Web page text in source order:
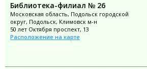
Библиотека-филиал № 26
Московская область, Подольск городской
округ, Подольск, Климовск м-н
50 лет Октября проспект, 13
Расположение на карте